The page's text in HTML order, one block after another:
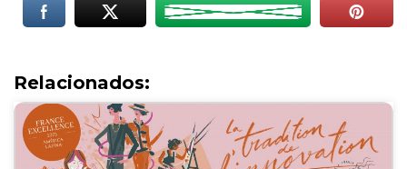
Relacionados: